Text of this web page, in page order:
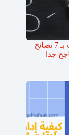
تطوير المهارات بـ 7 نصائح
جدا